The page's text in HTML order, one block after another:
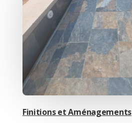
Finitions et Aménagements